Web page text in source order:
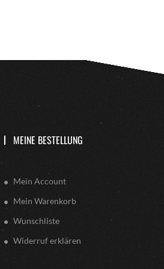
MEINE BESTELLUNG
Mein Account
Mein Warenkorb
Wunschliste
Widerruf erklären